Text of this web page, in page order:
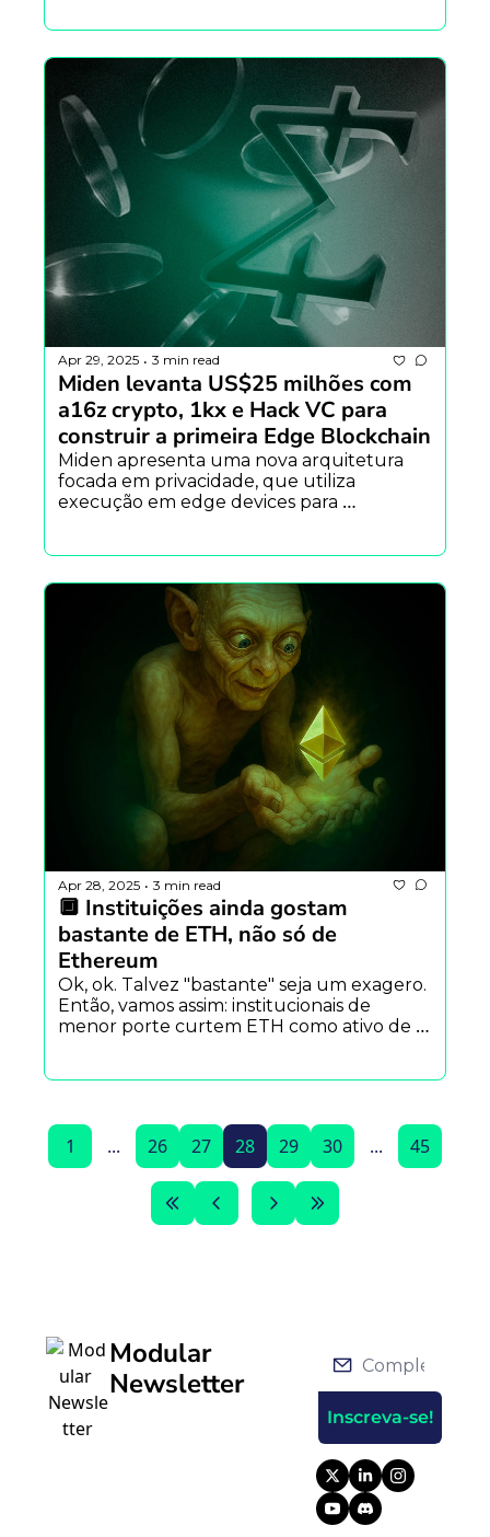
Apr 29, 2025 • 3 min read
Miden levanta US$25 milhões com
a16z crypto, 1kx e Hack VC para
construir a primeira Edge Blockchain
Miden apresenta uma nova arquitetura
focada em privacidade, que utiliza
execução em edge devices para
Apr 28, 2025 • 3 min read
🔲 Instituições ainda gostam
bastante de ETH, não só de
Ethereum
Ok, ok. Talvez "bastante" seja um exagero.
Então, vamos assim: institucionais de
menor porte curtem ETH como ativo de
1 ... 26 27 28 29 30 ... 45
Modular
Newsletter
Inscreva-se!